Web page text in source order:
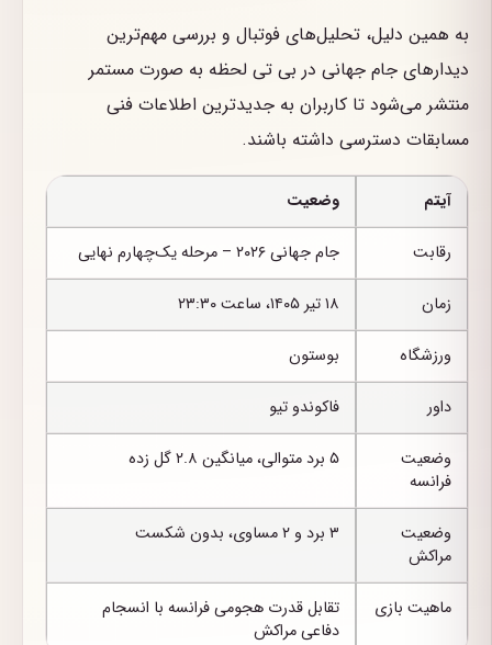
به همین دلیل، تحلیل‌های فوتبال و بررسی مهم‌ترین
دیدارهای جام جهانی در بی تی لحظه به صورت مستمر
منتشر می‌شود تا کاربران به جدیدترین اطلاعات فنی
مسابقات دسترسی داشته باشند.
آیتم وضعیت
رقابت جام جهانی ۲۰۲۶ – مرحله یک‌چهارم نهایی
زمان ۱۸ تیر ۱۴۰۵، ساعت ۲۳:۳۰
ورزشگاه بوستون
داور فاکوندو تیو
وضعیت
فرانسه
۵ برد متوالی، میانگین ۲.۸ گل زده
وضعیت
مراکش
۳ برد و ۲ مساوی، بدون شکست
ماهیت بازی
تقابل قدرت هجومی فرانسه با انسجام
دفاعی مراکش